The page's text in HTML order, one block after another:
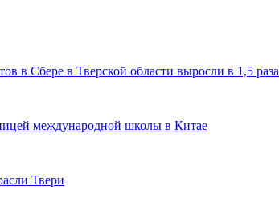
в Сбере в Тверской области выросли в 1,5 раза
международной школы в Китае
Твери